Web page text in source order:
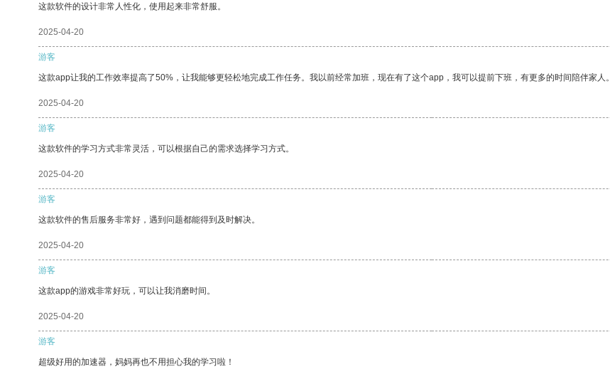
这款软件的设计非常人性化，使用起来非常舒服。
2025-04-20
游客
这款app让我的工作效率提高了50%，让我能够更轻松地完成工作任务。我以前经常加班，现在有了这个app，我可以提前下班，有更多的时间陪伴家人。
2025-04-20
游客
这款软件的学习方式非常灵活，可以根据自己的需求选择学习方式。
2025-04-20
游客
这款软件的售后服务非常好，遇到问题都能得到及时解决。
2025-04-20
游客
这款app的游戏非常好玩，可以让我消磨时间。
2025-04-20
游客
超级好用的加速器，妈妈再也不用担心我的学习啦！